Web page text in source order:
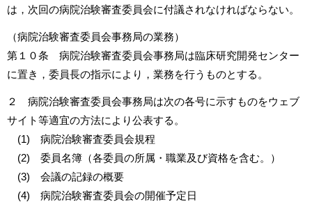
は，次回の病院治験審査委員会に付議されなければならない。
（病院治験審査委員会事務局の業務）
第１０条 病院治験審査委員会事務局は臨床研究開発センター
に置き，委員長の指示により，業務を行うものとする。
２ 病院治験審査委員会事務局は次の各号に示すものをウェブ
サイト等適宜の方法により公表する。
(1) 病院治験審査委員会規程
(2) 委員名簿（各委員の所属・職業及び資格を含む。）
(3) 会議の記録の概要
(4) 病院治験審査委員会の開催予定日